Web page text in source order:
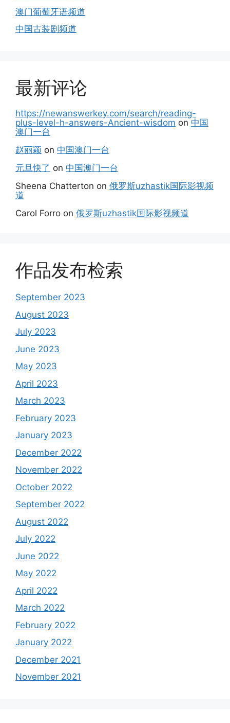
澳门葡萄牙语频道
中国古装剧频道
最新评论
https://newanswerkey.com/search/reading-
plus-level-h-answers-Ancient-wisdom on 中国
澳门一台
赵丽颖 on 中国澳门一台
元旦快了 on 中国澳门一台
Sheena Chatterton on 俄罗斯uzhastik国际影视频
道
Carol Forro on 俄罗斯uzhastik国际影视频道
作品发布检索
September 2023
August 2023
July 2023
June 2023
May 2023
April 2023
March 2023
February 2023
January 2023
December 2022
November 2022
October 2022
September 2022
August 2022
July 2022
June 2022
May 2022
April 2022
March 2022
February 2022
January 2022
December 2021
November 2021